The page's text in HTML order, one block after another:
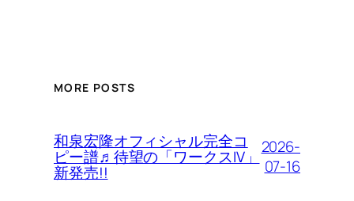
MORE POSTS
和泉宏隆オフィシャル完全コ
ピー譜♬待望の「ワークスIV」
新発売!!
2026-
07-16